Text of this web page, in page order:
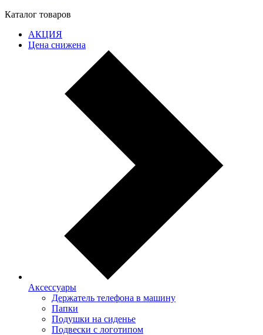
Каталог товаров
АКЦИЯ
Цена снижена
Аксессуары
Держатель телефона в машину
Папки
Подушки на сиденье
Подвески с логотипом